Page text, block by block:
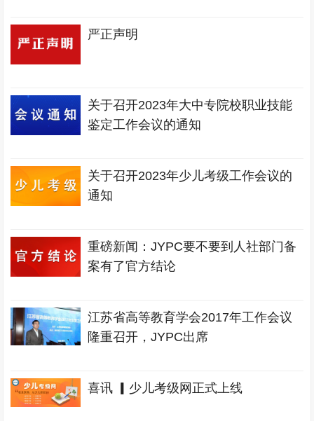
严正声明
关于召开2023年大中专院校职业技能
鉴定工作会议的通知
关于召开2023年少儿考级工作会议的
通知
重磅新闻：JYPC要不要到人社部门备
案有了官方结论
江苏省高等教育学会2017年工作会议
隆重召开，JYPC出席
喜讯 ▎少儿考级网正式上线